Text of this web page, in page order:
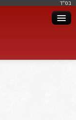
בּס"ד